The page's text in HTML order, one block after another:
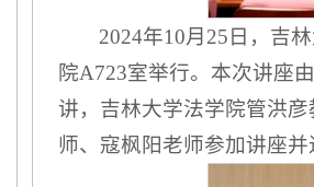
2024年10月25日，吉
院A723室举行。本次讲座
讲，吉林大学法学院管洪
师、寇枫阳老师参加讲座并